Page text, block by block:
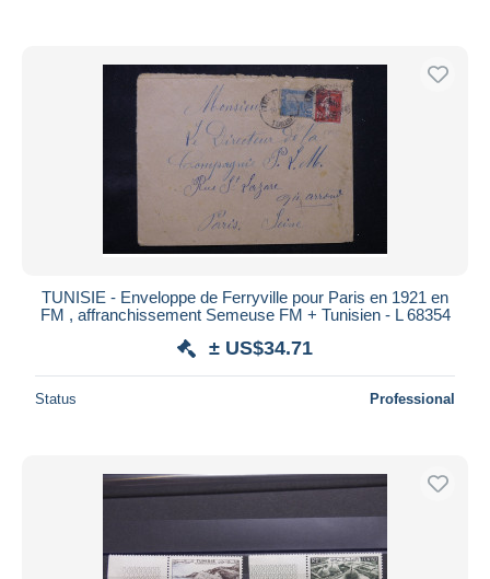
TUNISIE - Enveloppe de Ferryville pour Paris en 1921 en
FM , affranchissement Semeuse FM + Tunisien - L 68354
± US$34.71
Status Professional